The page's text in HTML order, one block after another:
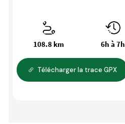
108.8 km 6h à 7h
Télécharger la trace GPX